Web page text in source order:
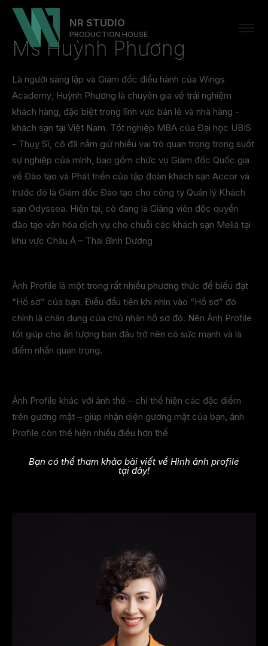
NR STUDIO
PRODUCTION HOUSE
Ms Huỳnh Phương
Là người sáng lập và Giám đốc điều hành của Wings
Academy, Huỳnh Phương là chuyên gia về trải nghiệm
khách hàng, đặc biệt trong lĩnh vực bán lẻ và nhà hàng -
khách sạn tại Việt Nam. Tốt nghiệp MBA của Đại học UBIS
- Thụy Sĩ, cô đã nắm giữ nhiều vai trò quan trọng trong suốt
sự nghiệp của mình, bao gồm chức vụ Giám đốc Quốc gia
về Đào tạo và Phát triển của tập đoàn khách sạn Accor và
trước đó là Giám đốc Đào tạo cho công ty Quản lý Khách
sạn Odyssea. Hiện tại, cô đang là Giảng viên độc quyền
đào tạo văn hóa dịch vụ cho chuỗi các khách sạn Meliá tại
khu vực Châu Á – Thái Bình Dương
Ảnh Profile là một trong rất nhiều phương thức để biểu đạt
“Hồ sơ” của bạn. Điều đầu tiên khi nhìn vào “Hồ sơ” đó
chính là chân dung của chủ nhân hồ sơ đó. Nên Ảnh Profile
tốt giúp cho ấn tượng ban đầu trở nên có sức mạnh và là
điểm nhấn quan trọng.
Ảnh Profile khác với ảnh thẻ – chỉ thể hiện các đặc điểm
trên gương mặt – giúp nhận diện gương mặt của bạn, ảnh
Profile còn thể hiện nhiều điều hơn thế
Bạn có thể tham khảo bài viết về Hình ảnh profile
tại đây!